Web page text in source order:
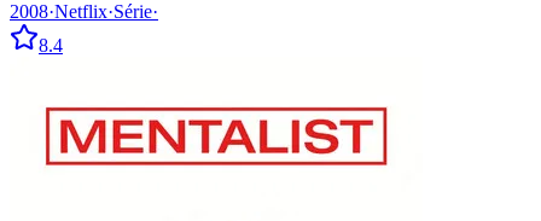
2008·Netflix·Série·
8.4